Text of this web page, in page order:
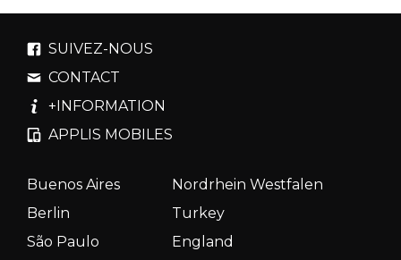
SUIVEZ-NOUS
CONTACT
+INFORMATION
APPLIS MOBILES
Buenos Aires
Nordrhein Westfalen
Berlin
Turkey
São Paulo
England